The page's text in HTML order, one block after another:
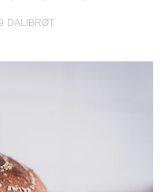
DALIBRØT